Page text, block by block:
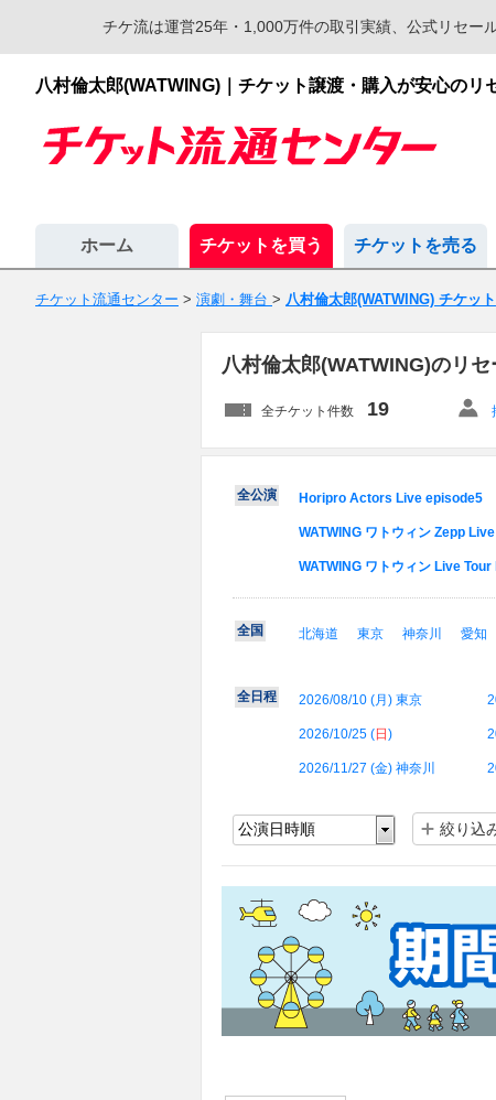
チケ流は運営25年・1,000万件の取引実績、公式リセー
八村倫太郎(WATWING)｜チケット譲渡・購入が安心のリ
ホーム チケットを買う チケットを売る
チケット流通センター > 演劇・舞台 > 八村倫太郎(WATWING) チケット
八村倫太郎(WATWING)のリ
全チケット件数 19
全公演 Horipro Actors Live episode5
WATWING ワトウィン Zepp
WATWING ワトウィン Live
全国 北海道 東京 神奈川 愛知
全日程 2026/08/10 (月 ) 東京
2026/10/25 (日 )
2026/11/27 (金) 神奈川
絞り込